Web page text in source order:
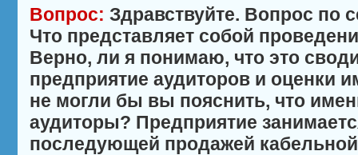
Вопрос: Здравствуйте. Вопрос по
Что представляет собой
Верно, ли я понимаю, что это
предприятие аудиторов и оценки
не могли бы вы пояснить, что
аудиторы? Предприятие
последующей продажей